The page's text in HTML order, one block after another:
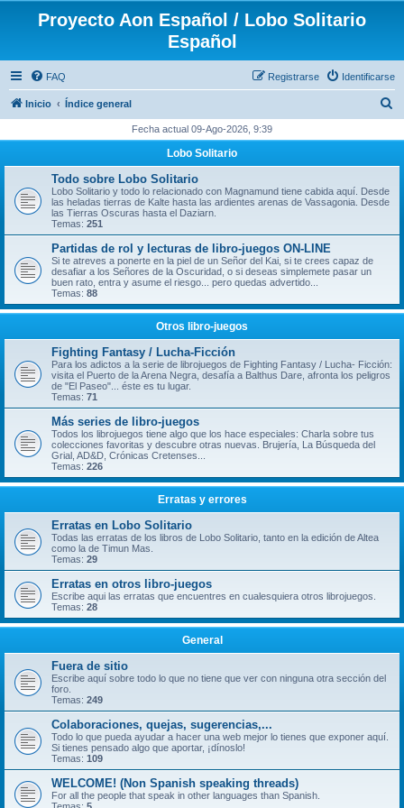
Proyecto Aon Español / Lobo Solitario
Español
FAQ Identificarse
Registrarse
Inicio Índice general
c
Fecha actual 09-Ago-2026, 9:39
Lobo Solitario
Todo sobre Lobo Solitario
Lobo Solitario y todo lo relacionado con Magnamund tiene cabida aquí. Desde
las heladas tierras de Kalte hasta las ardientes arenas de Vassagonia. Desde
las Tierras Oscuras hasta el Daziarn.
Temas: 251
Partidas de rol y lecturas de libro-juegos ON-LINE
Si te atreves a ponerte en la piel de un Señor del Kai, si te crees capaz de
desafiar a los Señores de la Oscuridad, o si deseas simplemete pasar un
buen rato, entra y asume el riesgo... pero quedas advertido...
Temas: 88
Otros libro-juegos
Fighting Fantasy / Lucha-Ficción
Para los adictos a la serie de librojuegos de Fighting Fantasy / Lucha- Ficción:
visita el Puerto de la Arena Negra, desafía a Balthus Dare, afronta los peligros
de "El Paseo"... éste es tu lugar.
Temas: 71
Más series de libro-juegos
Todos los librojuegos tiene algo que los hace especiales: Charla sobre tus
colecciones favoritas y descubre otras nuevas. Brujería, La Búsqueda del
Grial, AD&D, Crónicas Cretenses...
Temas: 226
Erratas y errores
Erratas en Lobo Solitario
Todas las erratas de los libros de Lobo Solitario, tanto en la edición de Altea
como la de Timun Mas.
Temas: 29
Erratas en otros libro-juegos
Escribe aqui las erratas que encuentres en cualesquiera otros librojuegos.
Temas: 28
General
Fuera de sitio
Escribe aquí sobre todo lo que no tiene que ver con ninguna otra sección del
foro.
Temas: 249
Colaboraciones, quejas, sugerencias,...
Todo lo que pueda ayudar a hacer una web mejor lo tienes que exponer aquí.
Si tienes pensado algo que aportar, ¡dínoslo!
Temas: 109
WELCOME! (Non Spanish speaking threads)
For all the people that speak in other languages than Spanish.